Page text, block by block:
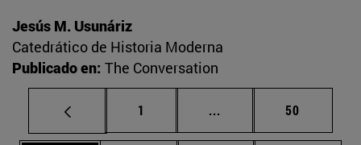
Jesús M. Usunáriz
Catedrático de Historia Moderna
Publicado en: The Conversation
Página
1 ... Páginas intermedias
Página
50